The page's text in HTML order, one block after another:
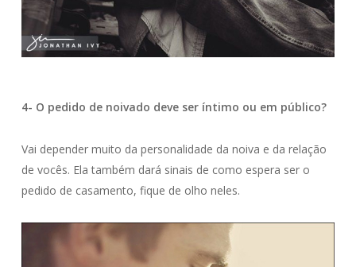
4- O pedido de noivado deve ser íntimo ou em público?
Vai depender muito da personalidade da noiva e da relação
de vocês. Ela também dará sinais de como espera ser o
pedido de casamento, fique de olho neles.